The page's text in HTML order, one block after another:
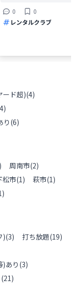
0
0
レンタルクラブ
ード超)(4)
4)
り(6)
) 周南市(2)
松市(1) 萩市(1)
)
)(3) 打ち放題(19)
あり (3)
(21)